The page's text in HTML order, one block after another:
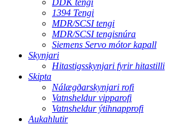
1394 Tengi
MDR/SCSI tengi
MDR/SCSI tengisnúra
Siemens Servo mótor kapall
Skynjari
Hitastigsskynjari fyrir hitastilli
Skipta
Nálægðarskynjari rofi
Vatnsheldur vipparofi
Vatnsheldur ýtihnapprofi
Aukahlutir